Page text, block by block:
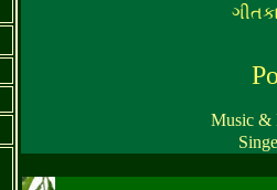
ગીત
Music &